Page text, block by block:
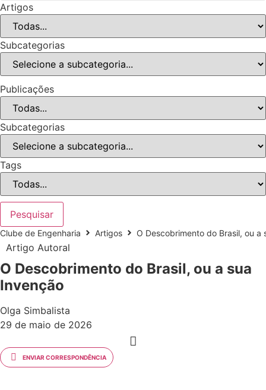
Artigos
Subcategorias
Publicações
Subcategorias
Tags
Pesquisar
Clube de Engenharia Artigos O Descobrimento do Brasil, ou a
Artigo Autoral
O Descobrimento do Brasil, ou a sua
Invenção
Olga Simbalista
29 de maio de 2026
ENVIAR CORRESPONDÊNCIA